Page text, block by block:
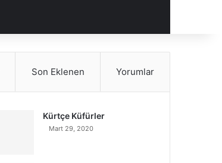
Son Eklenen Yorumlar
Kürtçe Küfürler
Mart 29, 2020